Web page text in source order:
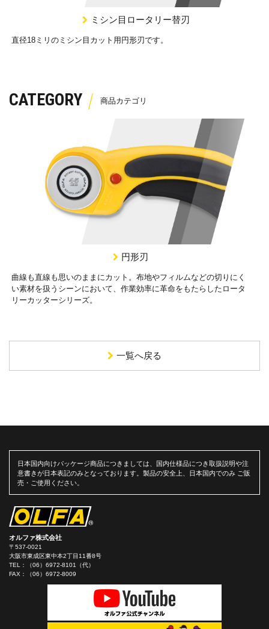
ミシン目ロータリー替刃
直径18ミリのミシン目カット用円形刃です。
CATEGORY
円形刃
曲線も直線も思いのままにカット。布地やフィルムなどの切りにく
い素材を扱うシーンにおいて、作業効率に革命をもたらしたロータ
リーカッターシリーズ。
一覧へ戻る
日本国内向けパッケージ商品につきましては、国内仕様品につき取扱説明や注
意書きが日本表記のみとなっております。製品の安全上、日本国内でのみ ご販
売・ご使用ください。
オルファ株式会社
〒537-0021
大阪市東成区東中本2丁目11番8号
TEL：
（06）6972-8101（代）
FAX：（06）6972-8009